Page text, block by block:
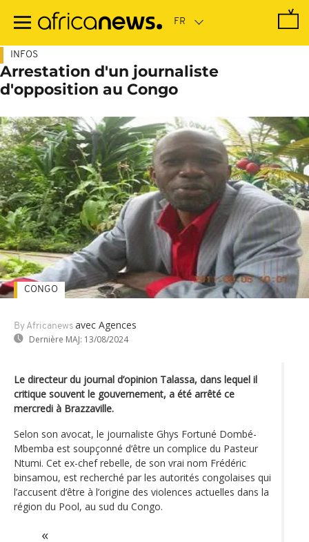
contenu
INFOS
Arrestation d'un journaliste
d'opposition au Congo
By Africanews avec Agences
Dernière MAJ: 13/08/2024
CONGO
Le directeur du journal d’opinion Talassa, dans lequel il
critique souvent le gouvernement, a été arrêté ce
mercredi à Brazzaville.
Selon son avocat, le journaliste Ghys Fortuné Dombé-
Mbemba est soupçonné d‘être un complice du Pasteur
Ntumi. Cet ex-chef rebelle, de son vrai nom Frédéric
binsamou, est recherché par les autorités congolaises qui
l’accusent d‘être à l’origine des violences actuelles dans la
région du Pool, au sud du Congo.